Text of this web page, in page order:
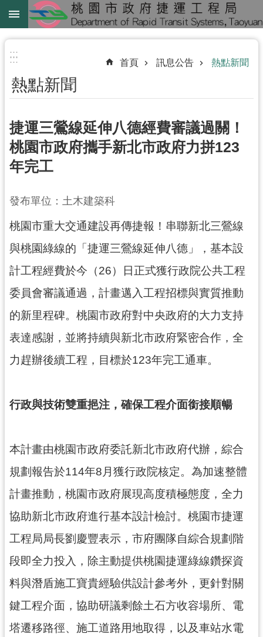
跳到主要內容區塊
綠
綠
延
中
鐵
路
地
化
進
階
尋
認
我
訊
告
業
資
訊
工
進
度
廉
平
:::
::: 首頁 訊息公告 熱點新聞
熱點新聞
捷運三鶯線延伸八德經費審議過關！
桃園市政府攜手新北市政府力拼123
年完工
發布單位：土木建築科
桃園市重大交通建設再傳捷報！串聯新北三鶯線
與桃園綠線的「捷運三鶯線延伸八德」，基本設
計工程經費於今（26）日正式獲行政院公共工程
委員會審議通過，計畫邁入工程招標與實質推動
的新里程碑。桃園市政府對中央政府的大力支持
表達感謝，並將持續與新北市政府緊密合作，全
力趕辦後續工程，目標於123年完工通車。
行政與技術雙重挹注，確保工程介面銜接順暢
本計畫由桃園市政府委託新北市政府代辦，綜合
規劃報告於114年8月獲行政院核定。為加速整體
計畫推動，桃園市政府展現高度積極態度，全力
協助新北市政府進行基本設計檢討。桃園市捷運
工程局局長劉慶豐表示，市府團隊自綜合規劃階
段即全力投入，除主動提供桃園捷運綠線鑽探資
料與潛盾施工寶貴經驗供設計參考外，更針對關
鍵工程介面，協助研議剩餘土石方收容場所、電
塔遷移路徑、施工道路用地取得，以及車站水電